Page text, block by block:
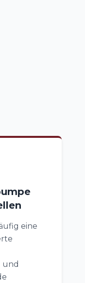
eine
und